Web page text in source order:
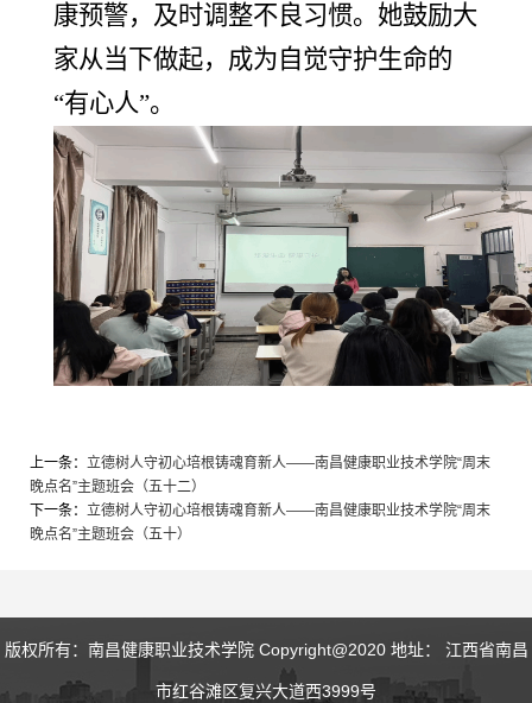
康预警，及时调整不良习惯。她鼓励大
家从当下做起，成为自觉守护生命的
“有心人”。
上一条： 立德树人守初心培根铸魂育新人——南昌健康职业技术学院“周末
晚点名”主题班会（五十二）
下一条： 立德树人守初心培根铸魂育新人——南昌健康职业技术学院“周末
晚点名”主题班会（五十）
版权所有：南昌健康职业技术学院 Copyright@2020 地址： 江西省南昌
市红谷滩区复兴大道西3999号